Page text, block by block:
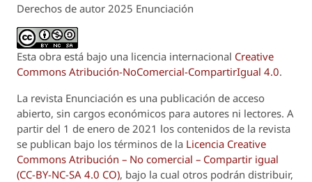
Derechos de autor 2025 Enunciación
Esta obra está bajo una licencia internacional Creative
Commons Atribución-NoComercial-CompartirIgual 4.0.
La revista Enunciación es una publicación de acceso
abierto, sin cargos económicos para autores ni lectores. A
partir del 1 de enero de 2021 los contenidos de la revista
se publican bajo los términos de la Licencia Creative
Commons Atribución – No comercial – Compartir igual
(CC-BY-NC-SA 4.0 CO), bajo la cual otros podrán distribuir,